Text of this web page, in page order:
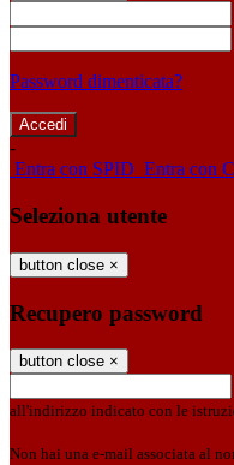
Password dimenticata?
-
Entra con SPID Entra con
Seleziona utente
button close ×
Recupero password
button close ×
all'indirizzo indicato con le
Non hai una e-mail associata al